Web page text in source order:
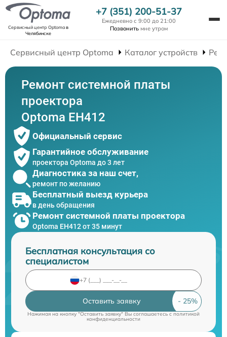
Сервисный центр Optomaв
Челябинске
+7 (351) 200-51-37
Ежедневно с 9:00 до 21:00
Позвонить мне утром
Сервисный центр Optoma Каталог устройств
Ремонт системной платы
проектора
Optoma EH412
Официальный сервис
Гарантийное обслуживание
проектора Optoma до 3 лет
Диагностика за наш счет,
ремонт по желанию
Бесплатный выезд курьера
в день обращения
Ремонт системной платы проектора
Optoma EH412 от 35 минут
Бесплатная консультация со
специалистом
Оставить заявку
Нажимая на кнопку "Оставить заявку" Вы соглашаетесь cполитикой
конфиденциальности